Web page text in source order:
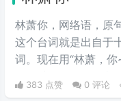
林萧你，网络语，原
这个台词就是出自于
词。现在用“林萧，
的一种阴阳怪气的意
情评判的时候运用的
383 点赞 0 评论